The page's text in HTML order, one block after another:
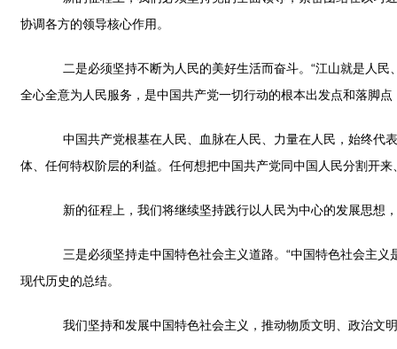
协调各方的领导核心作用。
二是必须坚持不断为人民的美好生活而奋斗。“江山就是人民
全心全意为人民服务，是中国共产党一切行动的根本出发点和落脚
中国共产党根基在人民、血脉在人民、力量在人民，始终代表
体、任何特权阶层的利益。任何想把中国共产党同中国人民分割开
新的征程上，我们将继续坚持践行以人民为中心的发展思想
三是必须坚持走中国特色社会主义道路。“中国特色社会主义
现代历史的总结。
我们坚持和发展中国特色社会主义，推动物质文明、政治文